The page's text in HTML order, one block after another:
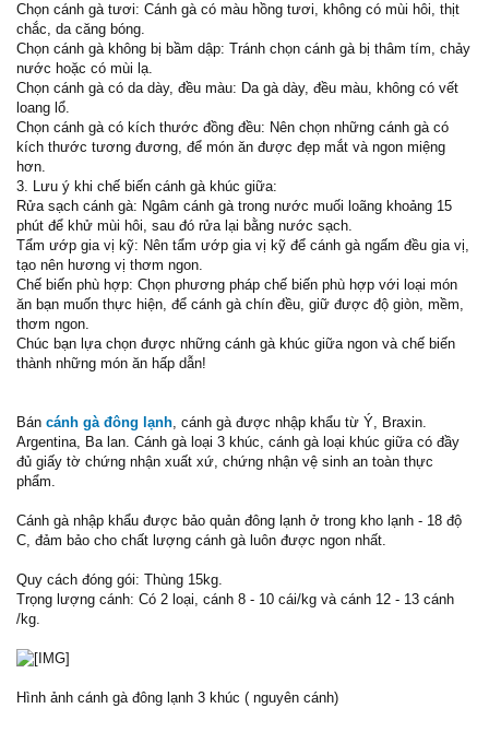
Chọn cánh gà tươi: Cánh gà có màu hồng tươi, không có mùi hôi, thịt
chắc, da căng bóng.
Chọn cánh gà không bị bầm dập: Tránh chọn cánh gà bị thâm tím, chảy
nước hoặc có mùi lạ.
Chọn cánh gà có da dày, đều màu: Da gà dày, đều màu, không có vết
loang lổ.
Chọn cánh gà có kích thước đồng đều: Nên chọn những cánh gà có
kích thước tương đương, để món ăn được đẹp mắt và ngon miệng
hơn.
3. Lưu ý khi chế biến cánh gà khúc giữa:
Rửa sạch cánh gà: Ngâm cánh gà trong nước muối loãng khoảng 15
phút để khử mùi hôi, sau đó rửa lại bằng nước sạch.
Tẩm ướp gia vị kỹ: Nên tẩm ướp gia vị kỹ để cánh gà ngấm đều gia vị,
tạo nên hương vị thơm ngon.
Chế biến phù hợp: Chọn phương pháp chế biến phù hợp với loại món
ăn bạn muốn thực hiện, để cánh gà chín đều, giữ được độ giòn, mềm,
thơm ngon.
Chúc bạn lựa chọn được những cánh gà khúc giữa ngon và chế biến
thành những món ăn hấp dẫn!
Bán cánh gà đông lạnh, cánh gà được nhập khẩu từ Ý, Braxin.
Argentina, Ba lan. Cánh gà loại 3 khúc, cánh gà loại khúc giữa có đầy
đủ giấy tờ chứng nhận xuất xứ, chứng nhận vệ sinh an toàn thực
phẩm.
Cánh gà nhập khẩu được bảo quản đông lạnh ở trong kho lạnh - 18 độ
C, đảm bảo cho chất lượng cánh gà luôn được ngon nhất.
Quy cách đóng gói: Thùng 15kg.
Trọng lượng cánh: Có 2 loại, cánh 8 - 10 cái/kg và cánh 12 - 13 cánh
/kg.
Hình ảnh cánh gà đông lạnh 3 khúc ( nguyên cánh)